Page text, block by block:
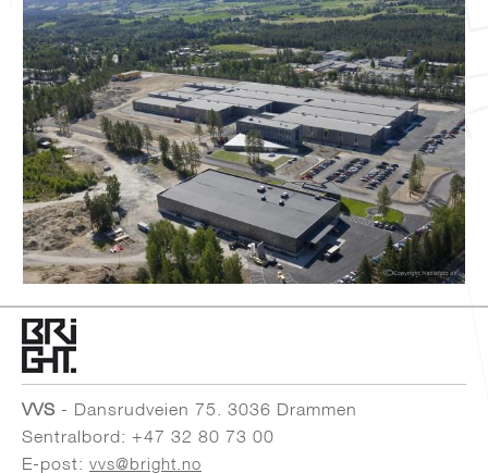
VVS - Dansrudveien 75. 3036 Drammen
Sentralbord: +47 32 80 73 00
E-post: vvs@bright.no